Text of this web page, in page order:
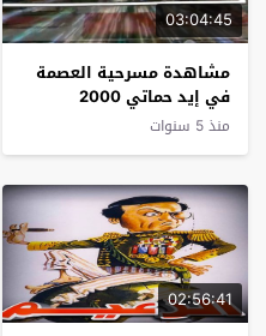
03:04:45
مشاهدة مسرحية العصمة
في إيد حماتي 2000
منذ 5 سنوات
02:56:41